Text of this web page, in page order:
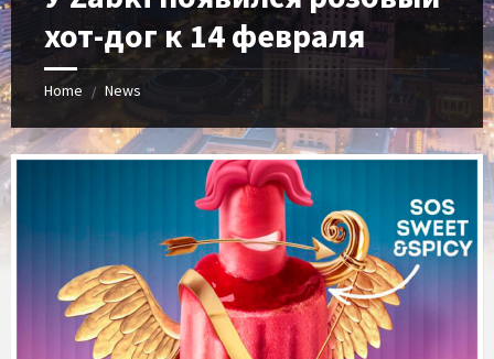
хот-дог к 14 февраля
Home / News